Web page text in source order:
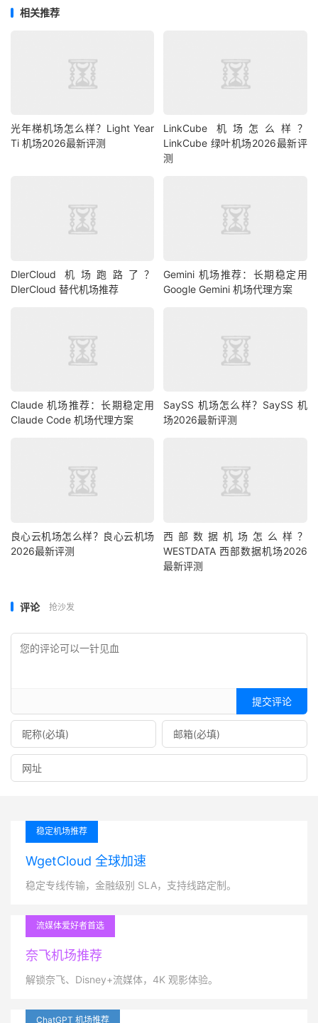
相关推荐
光年梯机场怎么样？Light Year
Ti 机场2026最新评测
LinkCube 机场怎么样？
LinkCube 绿叶机场2026最新评
测
DlerCloud 机场跑路了？
DlerCloud 替代机场推荐
Gemini 机场推荐：长期稳定用
Google Gemini 机场代理方案
Claude 机场推荐：长期稳定用
Claude Code 机场代理方案
SaySS 机场怎么样？SaySS 机
场2026最新评测
良心云机场怎么样？良心云机场
2026最新评测
西部数据机场怎么样？
WESTDATA 西部数据机场2026
最新评测
评论 抢沙发
提交评论
稳定机场推荐
WgetCloud 全球加速
稳定专线传输，金融级别 SLA，支持线路定制。
流媒体爱好者首选
奈飞机场推荐
解锁奈飞、Disney+流媒体，4K 观影体验。
ChatGPT 机场推荐